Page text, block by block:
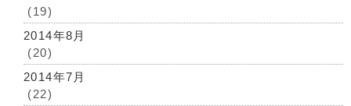
(19)
2014年8月
(20)
2014年7月
(22)